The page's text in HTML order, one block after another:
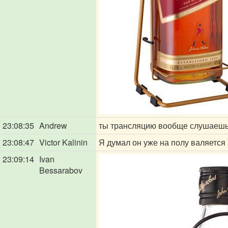
23:08:35 Andrew
ты трансляцию вообще
23:08:47 Victor Kalinin
Я думал он уже на полу валяется
23:09:14 Ivan
Bessarabov